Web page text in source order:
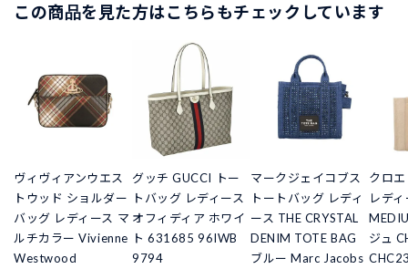
この商品を見た方はこちらもチェックしています
ヴィヴィアンウエス
トウッド ショルダー
バッグ レディース マ
ルチカラー Vivienne
Westwood
グッチ GUCCI トー
トバッグ レディース
オフィディア ホワイ
ト 631685 96IWB
9794
マークジェイコブス
トートバッグ レディ
ース THE CRYSTAL
DENIM TOTE BAG
ブルー Marc Jacobs
クロ
レデ
ジュ